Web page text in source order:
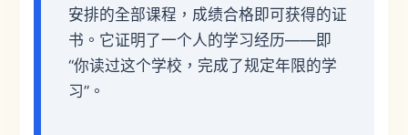
安排的全部课程，成绩合格即可获得的证
书。它证明了一个人的学习经历——即
“你读过这个学校，完成了规定年限的学
习”。